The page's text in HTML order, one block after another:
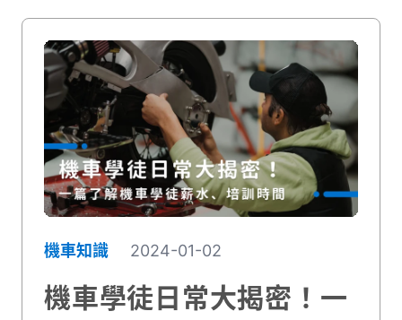
機車知識 2024-01-02
機車學徒日常大揭密！一